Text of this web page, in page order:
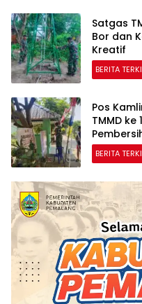
Satgas
Bor dan
Kreatif
BERITA
Pos
TMMD
BERITA